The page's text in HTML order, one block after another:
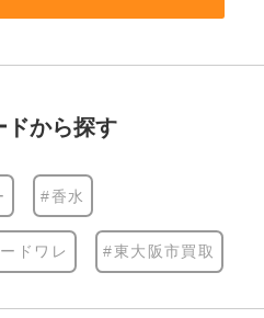
ドから探す
#香水
ドワレ #東大阪市買取